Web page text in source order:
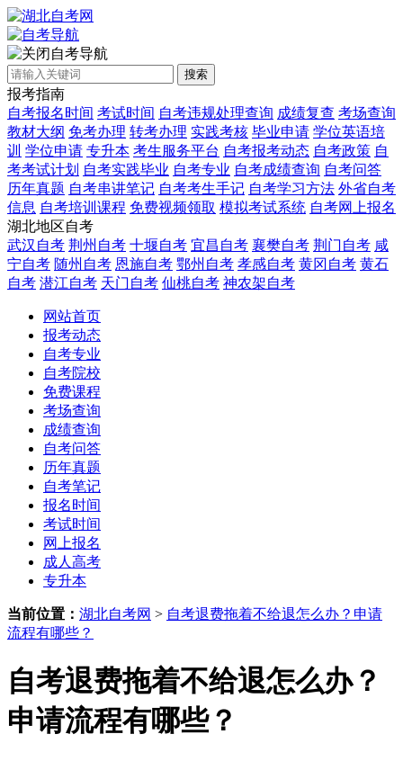
自考导航
搜索
报考指南
自考报名时间 考试时间 自考违规处理查询 成绩复查 考场查询
教材大纲 免考办理 转考办理 实践考核 毕业申请 学位英语培
训 学位申请 专升本 考生服务平台 自考报考动态 自考政策 自
考考试计划 自考实践毕业 自考专业 自考成绩查询 自考问答
历年真题 自考串讲笔记 自考考生手记 自考学习方法 外省自考
信息 自考培训课程 免费视频领取 模拟考试系统 自考网上报名
湖北地区自考
武汉自考 荆州自考 十堰自考 宜昌自考 襄樊自考 荆门自考 咸
宁自考 随州自考 恩施自考 鄂州自考 孝感自考 黄冈自考 黄石
自考 潜江自考 天门自考 仙桃自考 神农架自考
网站首页
报考动态
自考专业
自考院校
免费课程
考场查询
成绩查询
自考问答
历年真题
自考笔记
报名时间
考试时间
网上报名
成人高考
专升本
当前位置： 湖北自考网 > 自考退费拖着不给退怎么办？申请
流程有哪些？
自考退费拖着不给退怎么办？
申请流程有哪些？